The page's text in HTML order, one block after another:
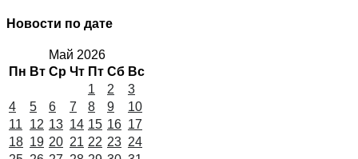
Новости по дате
Май 2026
Пн Вт Ср Чт Пт Сб Вс
1
2
3
4
5 6 7 8 9
10
11
12 13 14 15 16 17
18 19 20 21 22 23 24